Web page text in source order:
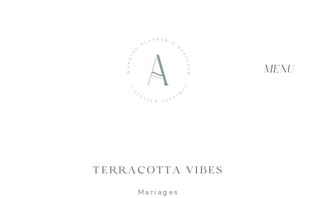
MENU
TERRACOTTA VIBES
Mariages